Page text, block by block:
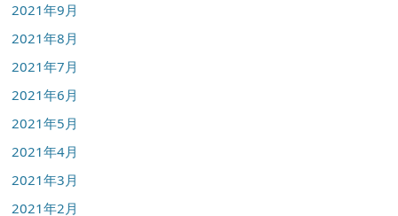
2021年9月
2021年8月
2021年7月
2021年6月
2021年5月
2021年4月
2021年3月
2021年2月